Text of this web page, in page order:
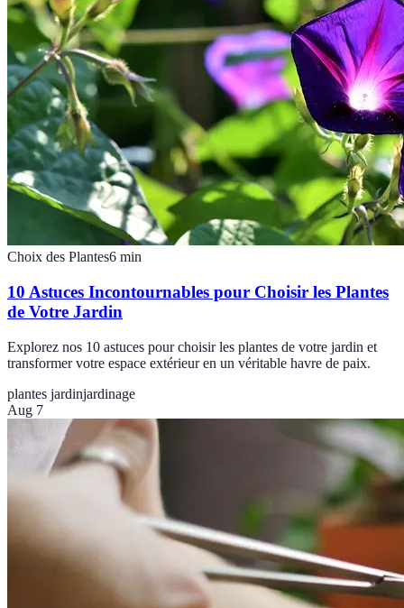
Choix des Plantes6 min
10 Astuces Incontournables pour Choisir les Plantes
de Votre Jardin
Explorez nos 10 astuces pour choisir les plantes de votre jardin et
transformer votre espace extérieur en un véritable havre de paix.
plantes jardinjardinage
Aug 7